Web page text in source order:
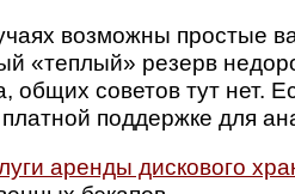
возможны простые
«теплый» резерв
общих советов тут нет.
поддержке для
аренды дискового